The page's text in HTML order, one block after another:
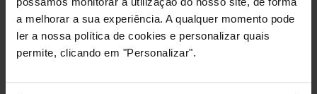
a melhorar a sua experiência. A qualquer momento pode
ler a nossa política de cookies e personalizar quais
permite, clicando em "Personalizar".